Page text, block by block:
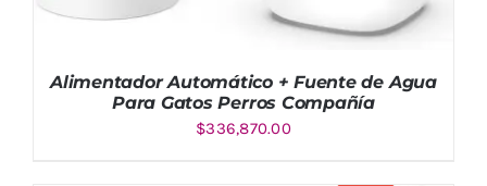
Alimentador Automático + Fuente de Agua
Para Gatos Perros Compañía
$336,870.00